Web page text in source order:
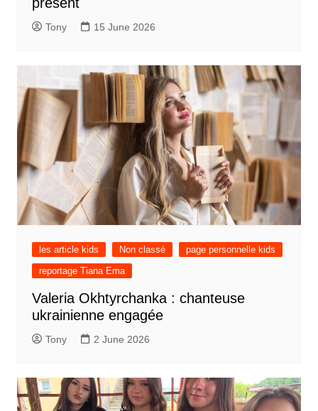
Tony 15 June 2026
les article kids Non classé
page personnelle kids
reportage Tiana Ema
Valeria Okhtyrchanka : chanteuse
ukrainienne engagée
Tony 2 June 2026